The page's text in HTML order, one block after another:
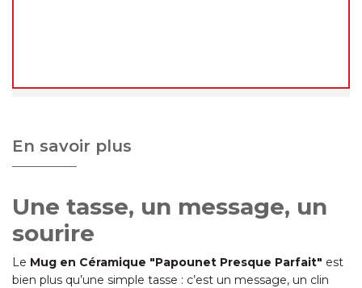
En savoir plus
Une tasse, un message, un
sourire
Le Mug en Céramique "Papounet Presque Parfait" est
bien plus qu’une simple tasse : c’est un message, un clin